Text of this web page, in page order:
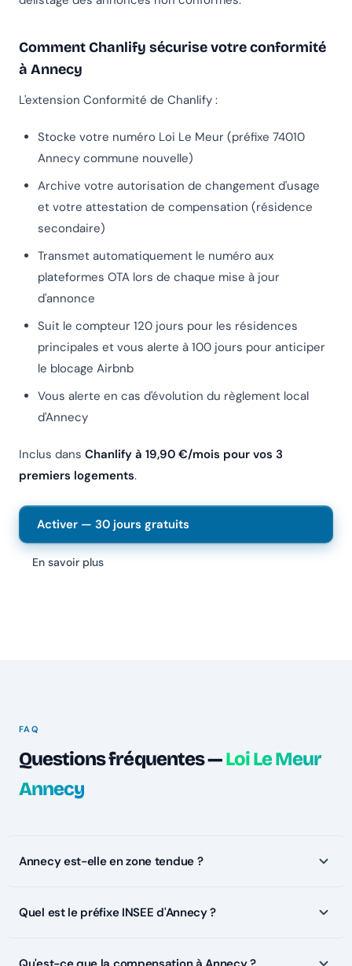
Comment Chanlify sécurise votre conformité
à Annecy
L'extension Conformité de Chanlify :
Stocke votre numéro Loi Le Meur (préfixe 74010
Annecy commune nouvelle)
Archive votre autorisation de changement d'usage
et votre attestation de compensation (résidence
secondaire)
Transmet automatiquement le numéro aux
plateformes OTA lors de chaque mise à jour
d'annonce
Suit le compteur 120 jours pour les résidences
principales et vous alerte à 100 jours pour anticiper
le blocage Airbnb
Vous alerte en cas d'évolution du règlement local
d'Annecy
Inclus dans Chanlify à 19,90 €/mois pour vos 3
premiers logements.
Activer — 30 jours gratuits
En savoir plus
FAQ
Questions fréquentes —Loi Le Meur
Annecy
Annecy est-elle en zone tendue ?
Quel est le préfixe INSEE d'Annecy ?